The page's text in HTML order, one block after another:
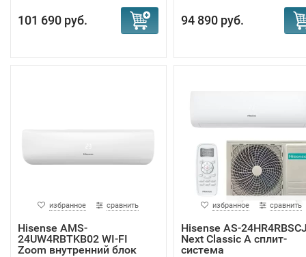
101 690 руб. 94 890 руб.
избранное сравнить
Hisense AMS-
24UW4RBTKB02 WI-FI
Zoom внутренний блок
избранное сравнить
Hisense AS-
Next Classic A сплит-
система